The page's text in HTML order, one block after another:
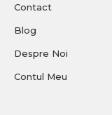
Contact
Blog
Despre Noi
Contul Meu